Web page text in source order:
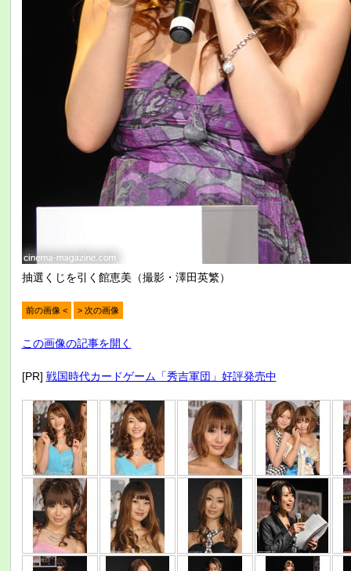
抽選くじを引く館恵美（撮影・澤田英繁）
前の画像 < > 次の画像
この画像の記事を開く
[PR] 戦国時代カードゲーム「秀吉軍団」好評発売中